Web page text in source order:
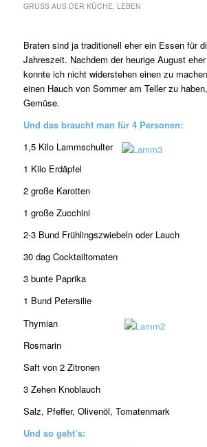
GRUSS AUS DER KÜCHE , LEBEN
Braten sind ja traditionell eher ein Essen für
Jahreszeit. Nachdem der heurige August
konnte ich nicht widerstehen einen zu
einen Hauch von Sommer am Teller zu
Gemüse.
Und das braucht man für 4 Personen:
1,5 Kilo Lammschulter
1 Kilo Erdäpfel
2 große Karotten
1 große Zucchini
2-3 Bund Frühlingszwiebeln oder Lauch
30 dag Cocktailtomaten
3 bunte Paprika
1 Bund Petersilie
Thymian
Rosmarin
Saft von 2 Zitronen
3 Zehen Knoblauch
Salz, Pfeffer, Olivenöl, Tomatenmark
Und so geht’s: